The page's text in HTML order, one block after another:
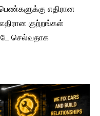
எதிரான
எதிரான குற்றங்கள்
செல்வதாக